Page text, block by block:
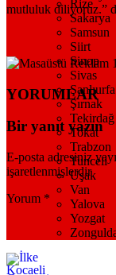
Rize
Sakarya
Samsun
Siirt
Sinop
Sivas
Şanlıurfa
Şırnak
Tekirdağ
Tokat
Trabzon
Tunceli
Uşak
Van
Yalova
Yozgat
mutluluk diliyoruz.”
YORUMLAR
Bir yanıt yazın
E-posta adresiniz
işaretlenmişlerdir
Yorum *